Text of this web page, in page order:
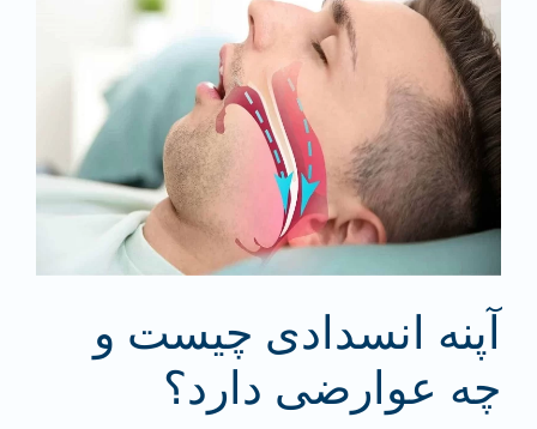
آپنه انسدادی چیست و
چه عوارضی دارد؟